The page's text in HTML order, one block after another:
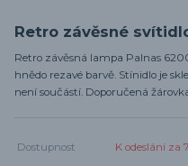
Retro závěsné
Retro závěsná lampa Palnas
hnědo rezavé barvě. Stínidlo je
není součástí. Doporučená
Dostupnost K odeslání za